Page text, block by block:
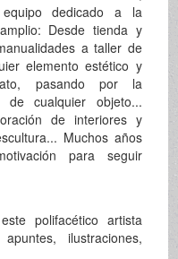
dedicado a la
Desde tienda y
a taller de
elemento estético y
pasando por la
de cualquier objeto...
de interiores y
Muchos años
para seguir
polifacético artista
ilustraciones,